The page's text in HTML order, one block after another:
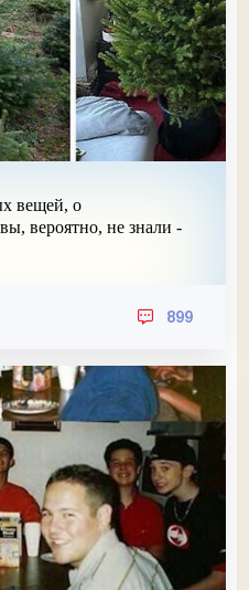
вещей, о
вероятно, не знали -
899